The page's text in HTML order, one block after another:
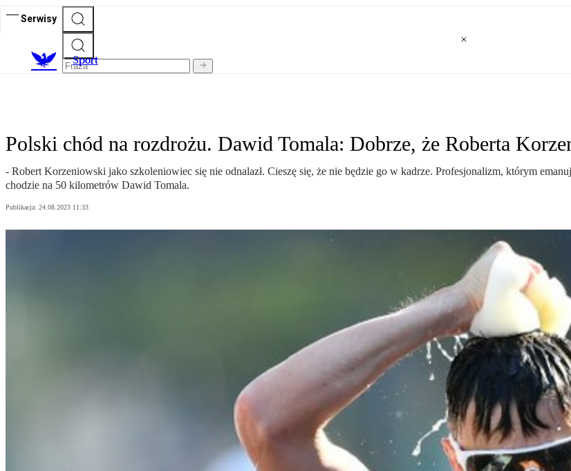
Serwisy
Sport
Polski chód na rozdrożu. Dawid Tomala: Dobrze, że Roberta
- Robert Korzeniowski jako szkoleniowiec się nie odnalazł. Cieszę się, że nie będzie go w kadrze. Profesjonalizm, którym
chodzie na 50 kilometrów Dawid Tomala.
Publikacja: 24.08.2023 11:33